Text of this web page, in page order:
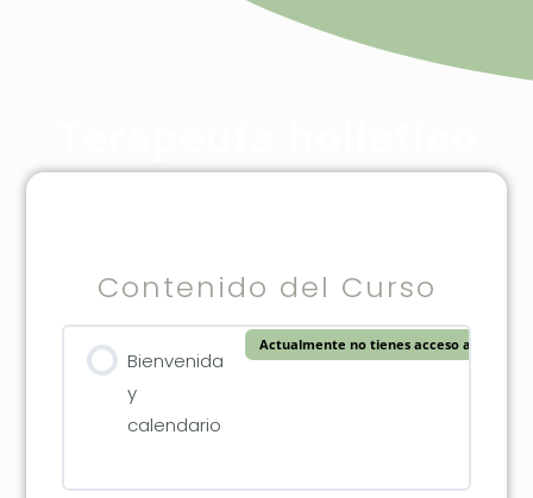
Contenido del Curso
Bienvenida
y
calendario
Actualmente no tienes acceso a este